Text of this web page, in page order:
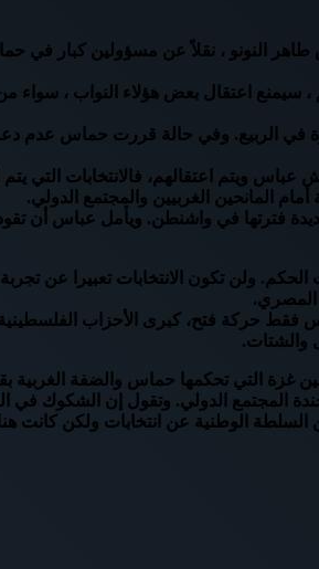
النونو ، نقلاً عن مسؤولين كبار في
سيمنع اعتقال بعض هؤلاء النواب ، سواء
في الربيع. وفي حالة قررت حماس عدم
ويتم اعتقالهم، فالانتخابات التي يتم
المانحين الغربيين والمجتمع الدولي.
فترتها في واشنطن. ويأمل عباس أن تقود
ولن تكون الانتخابات تعبيرا عن تجربة
المصري.
حركة فتح، كبرى الأحزاب
والشتات.
التي تحكمها حماس والضفة الغربية
المجتمع الدولي. وتقول إن الشكوك في
الوطنية عن انتخابات ولكن كانت هناك